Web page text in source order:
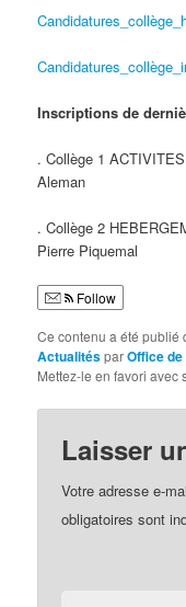
Inscriptions de
. Collège 1
Aleman
. Collège 2
Pierre Piquemal
Follow
Ce contenu a été publié
ActualitésparOffice
Mettez-le en favori avec
Laisser
Votre adresse e-
obligatoires sont